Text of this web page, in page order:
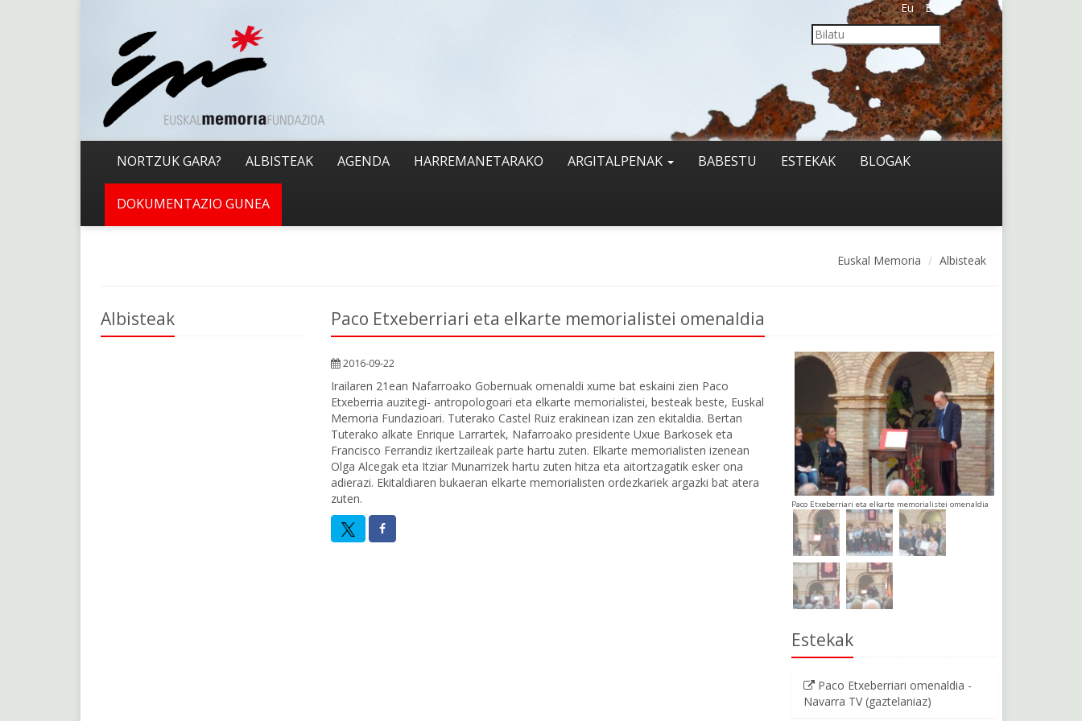
Eu Es
NORTZUK GARA? ALBISTEAK AGENDA HARREMANETARAKO ARGITALPENAK BABESTU ESTEKAK BLOGAK
DOKUMENTAZIO GUNEA
Euskal Memoria Albisteak
Albisteak Paco Etxeberriari eta elkarte memorialistei omenaldia
2016-09-22
Irailaren 21ean Nafarroako Gobernuak omenaldi xume bat eskaini zien Paco
Etxeberria auzitegi- antropologoari eta elkarte memorialistei, besteak beste, Euskal
Memoria Fundazioari. Tuterako Castel Ruiz erakinean izan zen ekitaldia. Bertan
Tuterako alkate Enrique Larrartek, Nafarroako presidente Uxue Barkosek eta
Francisco Ferrandiz ikertzaileak parte hartu zuten. Elkarte memorialisten izenean
Olga Alcegak eta Itziar Munarrizek hartu zuten hitza eta aitortzagatik esker ona
adierazi. Ekitaldiaren bukaeran elkarte memorialisten ordezkariek argazki bat atera
zuten.
Paco Etxeberriari eta elkarte memorialistei omenaldia
Estekak
Paco Etxeberriari omenaldia -
Navarra TV (gaztelaniaz)